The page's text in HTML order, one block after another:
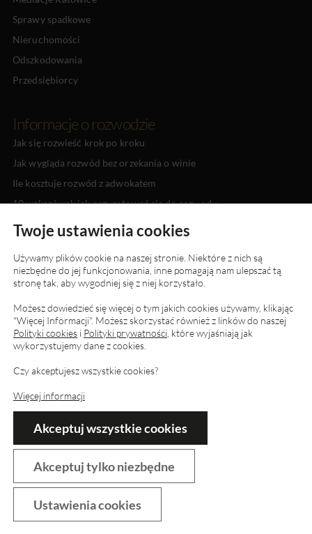
Sprawy spadkowe
Nieruchomości
Odszkodowania
Przedsiębiorcy
Informacje o rozwodzie
Jak się rozwieść krok po kroku
Jak wygląda rozwód bez orzekania o winie
Ile kosztuje rozwód z adwokatem
10 wskazówek jak przygotować się do rozwodu
Czy zdrada małżeńska to przyczyna rozwodu?
Rozwód w polsce osób mieszkających za granicą
Zobacz więcej porad na naszym blogu
O nas
Strona główna
O nas
Kontakt
Prywatność
Polityka cookies
Polityka ochrony prywatności
Twoje ustawienia cookies
Używamy plików cookie na naszej stronie. Niektóre z nich są
niezbędne do jej funkcjonowania, inne pomagają nam ulepszać tą
stronę tak, aby wygodniej się z niej korzystało.
Możesz dowiedzieć się więcej o tym jakich cookies używamy, klikając
"Więcej Informacji". Możesz skorzystać również z linków do naszej
Polityki cookies i Polityki prywatności , które wyjaśniają jak
wykorzystujemy dane z cookies.
Czy akceptujesz wszystkie cookies?
Więcej informacji
Akceptuj wszystkie cookies
Akceptuj tylko niezbędne
Ustawienia cookies